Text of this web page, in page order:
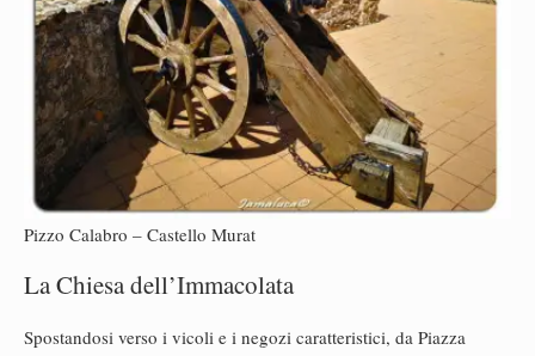
Pizzo Calabro – Castello Murat
La Chiesa dell’Immacolata
Spostandosi verso i vicoli e i negozi caratteristici, da Piazza